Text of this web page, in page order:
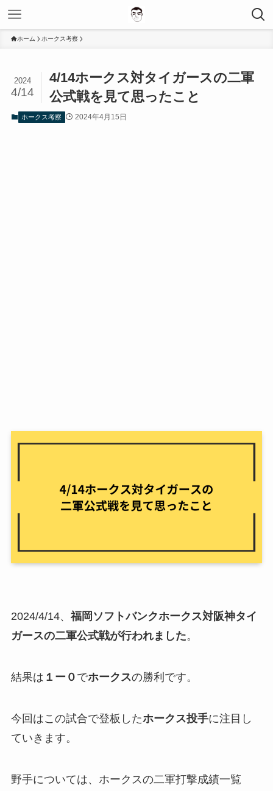
ホーム ホークス考察
4/14ホークス対タイガースの二軍
公式戦を見て思ったこと
2024
4/14
ホークス考察 2024年4月15日
2024/4/14、 福岡ソフトバンクホークス対阪神タイ
ガースの二軍公式戦が行われました。
結果は １ー０ でホークスの勝利です。
今回はこの試合で登板したホークス投手に注目し
ていきます。
野手については、ホークスの二軍打撃成績一覧